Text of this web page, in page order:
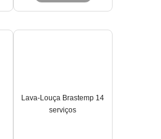
Lava-Louça Brastemp 14
serviços